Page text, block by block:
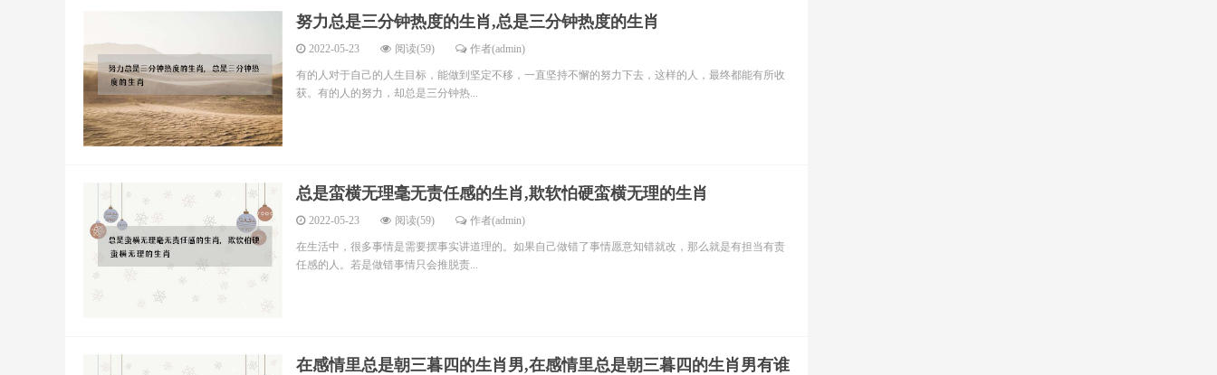
努力总是三分钟热度的生肖,总是三分钟热度的生肖
2022-05-23 阅读(59) 作者(admin)
有的人对于自己的人生目标，能做到坚定不移，一直坚持不懈的努力下去，这样的人，最终都能有所收
获。有的人的努力，却总是三分钟热...
总是蛮横无理毫无责任感的生肖,欺软怕硬蛮横无理的生肖
2022-05-23 阅读(59) 作者(admin)
在生活中，很多事情是需要摆事实讲道理的。如果自己做错了事情愿意知错就改，那么就是有担当有责
任感的人。若是做错事情只会推脱责...
在感情里总是朝三暮四的生肖男,在感情里总是朝三暮四的生肖男有谁